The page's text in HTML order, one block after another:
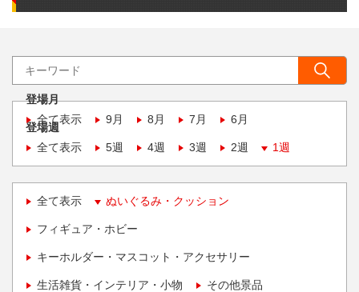
登場月
全て表示
9月 8月 7月 6月
登場週
全て表示
5週 4週 3週 2週 1週
全て表示 ぬいぐるみ・クッション
フィギュア・ホビー
キーホルダー・マスコット・アクセサリー
生活雑貨・インテリア・小物 その他景品